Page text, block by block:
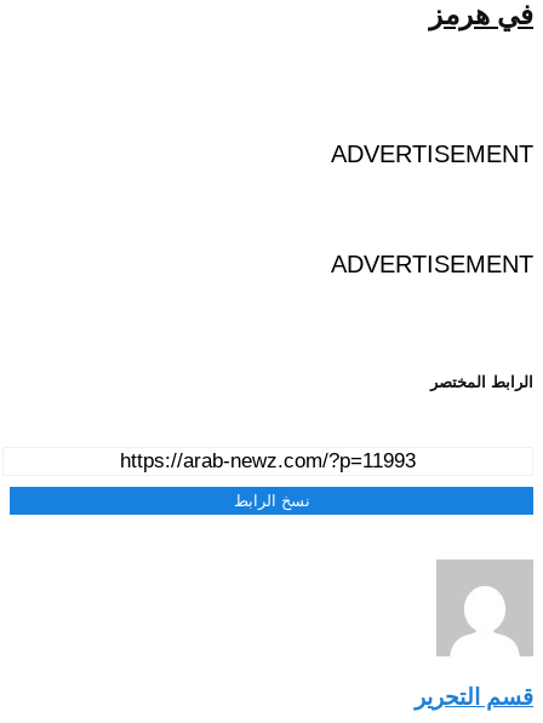
في هرمز
ADVERTISEMENT
ADVERTISEMENT
الرابط المختصر
نسخ الرابط
قسم التحرير